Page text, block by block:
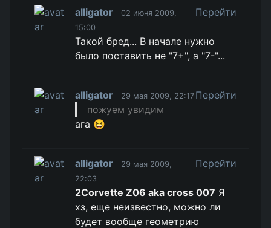
alligator
02 июня 2009,
15:00
Перейти
Такой бред... В начале нужно
было поставить не "7+", а "7-"...
alligator 29 мая 2009, 22:17 Перейти
пожуем увидим
ага 😆
alligator
29 мая 2009,
22:03
Перейти
2Corvette Z06 aka cross 007 Я
хз, еще неизвестно, можно ли
будет вообще геометрию